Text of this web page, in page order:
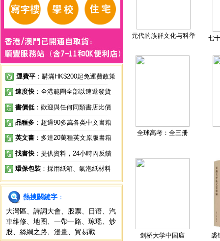
運費平 ：購滿HK$200起免運費政策
速度快 ：全港範圍全部以速遞發貨
書價低 ：歡迎與任何同類書店比價
品種多 ：超過90多萬各类中文書籍
英文書 ：多達20萬種英文原版書籍
找書快 ：提供資料，24小時內反饋
環保包裝 ：採用紙箱、氣泡紙材料
熱搜關鍵字 ：
大灣區
詩詞大會 股票 日语
汽
車維修
地图 一帶一路 琼瑶
炒
股
絲綢之路 漫畫 貿易戰
元代的族群文化与科举 七
全球高考：全三册
剑桥大学中国庙 裘